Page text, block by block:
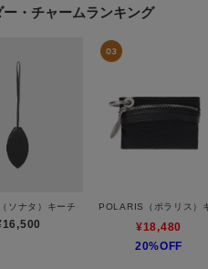
・チャームランキング
ソナタ）キーチャームPOLARIS（ポラリス）
¥18,480
20%OFF